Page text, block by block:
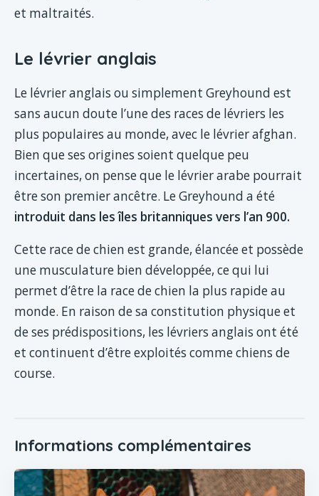
et maltraités.
Le lévrier anglais
Le lévrier anglais ou simplement Greyhound est
sans aucun doute l’une des races de lévriers les
plus populaires au monde, avec le lévrier afghan.
Bien que ses origines soient quelque peu
incertaines, on pense que le lévrier arabe pourrait
être son premier ancêtre. Le Greyhound a été
introduit dans les îles britanniques vers l’an 900.
Cette race de chien est grande, élancée et possède
une musculature bien développée, ce qui lui
permet d’être la race de chien la plus rapide au
monde. En raison de sa constitution physique et
de ses prédispositions, les lévriers anglais ont été
et continuent d’être exploités comme chiens de
course.
Informations complémentaires